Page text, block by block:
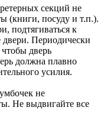
секций не
(книги, посуду и т.п.).
подтягиваться к
Периодически
дверь
должна плавно
усилия.
не
Не выдвигайте все